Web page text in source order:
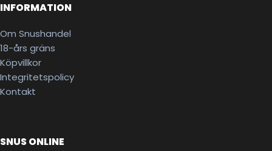
INFORMATION
Om Snushandel
18-års gräns
Köpvillkor
Integritetspolicy
Kontakt
SNUS ONLINE